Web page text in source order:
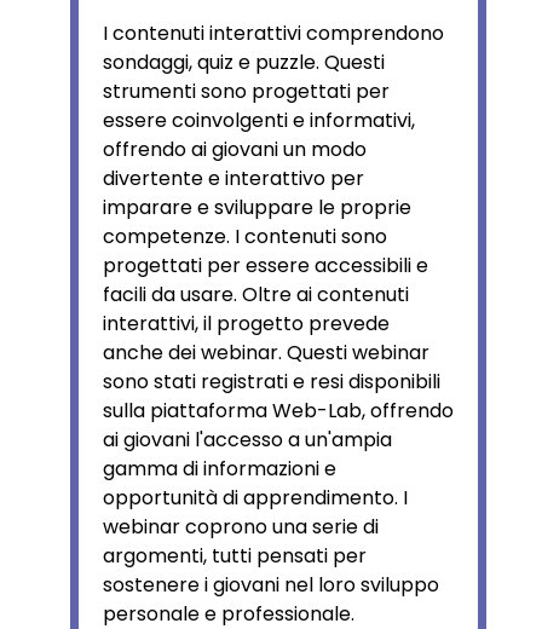
I contenuti interattivi comprendono
sondaggi, quiz e puzzle. Questi
strumenti sono progettati per
essere coinvolgenti e informativi,
offrendo ai giovani un modo
divertente e interattivo per
imparare e sviluppare le proprie
competenze. I contenuti sono
progettati per essere accessibili e
facili da usare. Oltre ai contenuti
interattivi, il progetto prevede
anche dei webinar. Questi webinar
sono stati registrati e resi disponibili
sulla piattaforma Web-Lab, offrendo
ai giovani l'accesso a un'ampia
gamma di informazioni e
opportunità di apprendimento. I
webinar coprono una serie di
argomenti, tutti pensati per
sostenere i giovani nel loro sviluppo
personale e professionale.